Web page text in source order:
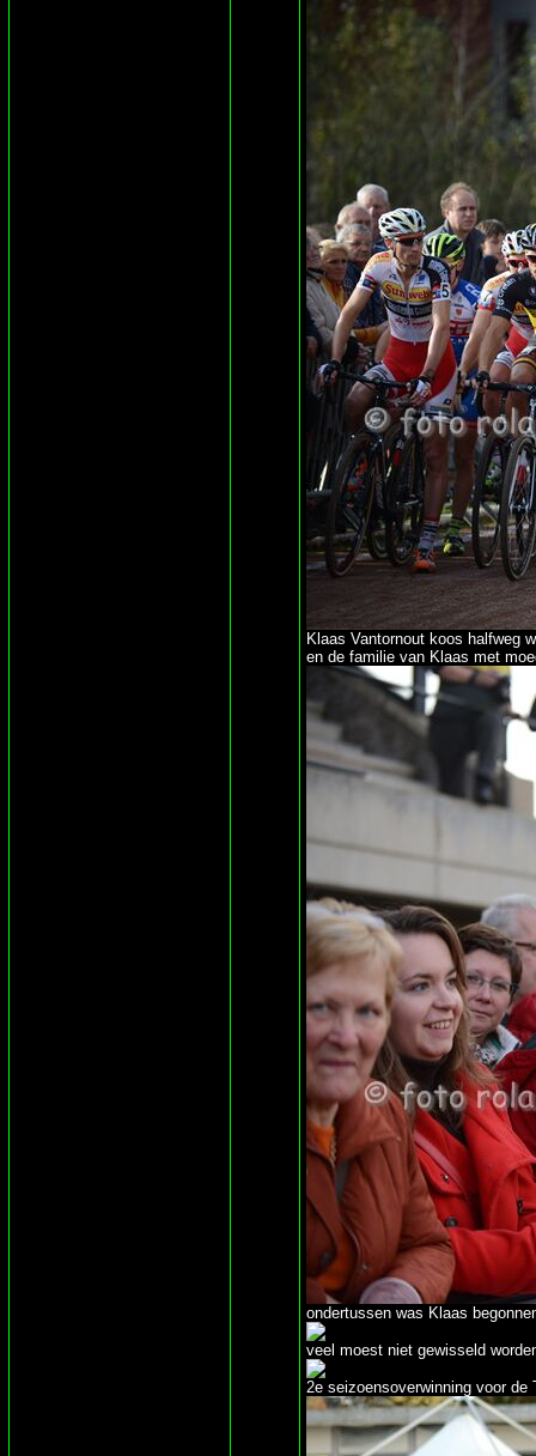
Klaas Vantornout koos halfweg
en de familie van Klaas met
ondertussen was Klaas
veel moest niet gewisseld
2e seizoensoverwinning voor de